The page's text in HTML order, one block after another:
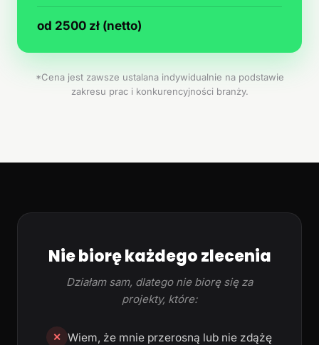
od 2500 zł (netto)
*Cena jest zawsze ustalana indywidualnie na podstawie
zakresu prac i konkurencyjności branży.
Nie biorę każdego zlecenia
Działam sam, dlatego nie biorę się za
projekty, które:
✕ Wiem, że mnie przerosną lub nie zdążę